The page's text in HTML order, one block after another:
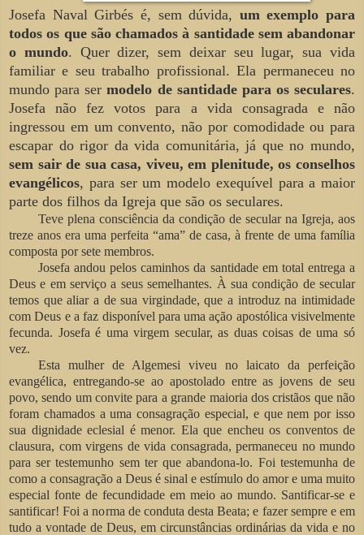
Josefa Naval Girbés é, sem dúvida, um exemplo para
todos os que são chamados à santidade sem abandonar
o mundo. Quer dizer, sem deixar seu lugar, sua vida
familiar e seu trabalho profissional. Ela permaneceu no
mundo para sermodelo de santidade para os seculares.
Josefa não fez votos para a vida consagrada e não
ingressou em um convento, não por comodidade ou para
escapar do rigor da vida comunitária, já que no mundo,
sem sair de sua casa, viveu, em plenitude, os conselhos
evangélicos, para ser um modelo exequível para a maior
parte dos filhos da Igreja que são os seculares.
Teve plena consciência da condição de secular na Igreja, aos
treze anos era uma perfeita “ama” de casa, à frente de uma família
composta por sete membros.
Josefa andou pelos caminhos da santidade em total entrega a
Deus e em serviço a seus semelhantes. À sua condição de secular
temos que aliar a de sua virgindade, que a introduz na intimidade
com Deus e a faz disponível para uma ação apostólica visivelmente
fecunda. Josefa é uma virgem secular, as duas coisas de uma só
vez.
Esta mulher de Algemesi viveu no laicato da perfeição
evangélica, entregando-se ao apostolado entre as jovens de seu
povo, sendo um convite para a grande maioria dos cristãos que não
foram chamados a uma consagração especial, e que nem por isso
sua dignidade eclesial é menor. Ela que encheu os conventos de
clausura, com virgens de vida consagrada, permaneceu no mundo
para ser testemunho sem ter que abandona-lo. Foi testemunha de
como a consagração a Deus é sinal e estímulo do amor e uma muito
especial fonte de fecundidade em meio ao mundo. Santificar-se e
santificar! Foi a norma de conduta desta Beata; e fazer sempre e em
tudo a vontade de Deus, em circunstâncias ordinárias da vida e no